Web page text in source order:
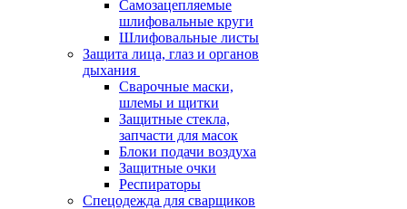
Самозацепляемые
шлифовальные круги
Шлифовальные листы
Защита лица, глаз и органов
дыхания
Сварочные маски,
шлемы и щитки
Защитные стекла,
запчасти для масок
Блоки подачи воздуха
Защитные очки
Респираторы
Спецодежда для сварщиков